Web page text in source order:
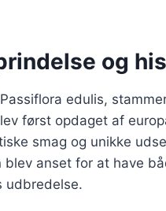
og
edulis,
først opdaget af
smag og unikke
anset for at have
udbredelse.